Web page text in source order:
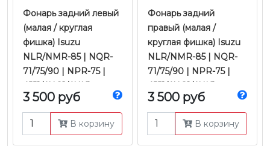
Фонарь задний левый
(малая / круглая
фишка) Isuzu
NLR/NMR-85 | NQR-
71/75/90 | NPR-75 |
4JJ1/4HG1/4HK1
Е-2/3/4/5 | Ootoko
3 500 руб
В корзину
Фонарь задний
правый (малая /
круглая фишка) Isuzu
NLR/NMR-85 | NQR-
71/75/90 | NPR-75 |
4JJ1/4HG1/4HK1
Е-2/3/4/5 | Ootoko
3 500 руб
В корзину